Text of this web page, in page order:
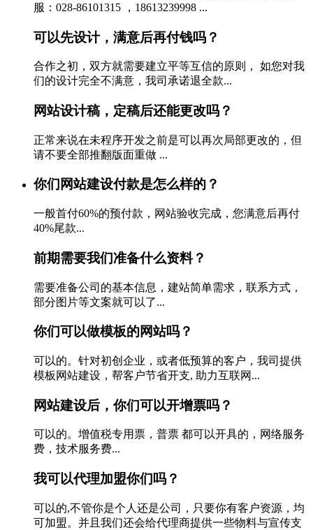
服：028-86101315 ，18613239998 ...
可以先设计，满意后再付钱吗？
合作之初，双方就需要建立平等互信的原则， 如您对我
们的设计完全不满意，我司承诺退全款...
网站设计稿，定稿后还能更改吗？
正常来说在未程序开发之前是可以再次局部更改的，但
请不要全部推翻版面重做 ...
你们网站建设付款是怎么样的？
一般首付60%的预付款，网站验收完成，您满意后再付
40%尾款...
前期需要我们准备什么资料？
需要准备公司的基本信息，建站简单需求，联系方式，
部分图片等文案就可以了...
你们可以做模板的网站吗？
可以的。针对初创企业，或者低预算的客户，我司提供
模板网站建设，帮客户节省开支, 助力互联网...
网站建设后，你们可以开增票吗？
可以的。增值税专用票，普票 都可以开具的，网络服务
费，技术服务费...
我可以代理加盟你们吗？
可以的,不管你是个人还是公司，只要你有客户资源，均
可加盟。并且我们还会给代理商提供一些物料与宣传支